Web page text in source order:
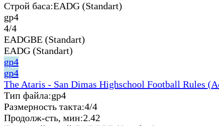
Строй баса:EADG (Standart)
gp4
4/4
EADGBE (Standart)
EADG (Standart)
gp4
gp4
The Ataris - San Dimas Highschool Football Rules
Тип файла:gp4
Размерность такта:4/4
Продолж-сть, мин:2.42